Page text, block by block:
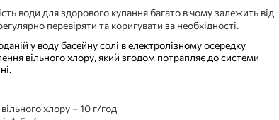
води для здорового купання багато в чому залежить від
перевіряти та коригувати за необхідності.
у воду басейну солі в електролізному осередку
вільного хлору, який згодом потрапляє до системи
хлору – 10 г/год